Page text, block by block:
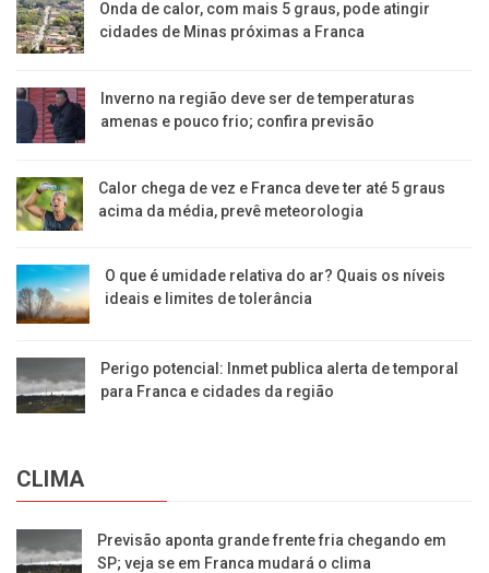
Onda de calor, com mais 5 graus, pode atingir
cidades de Minas próximas a Franca
Inverno na região deve ser de temperaturas
amenas e pouco frio; confira previsão
Calor chega de vez e Franca deve ter até 5 graus
acima da média, prevê meteorologia
O que é umidade relativa do ar? Quais os níveis
ideais e limites de tolerância
Perigo potencial: Inmet publica alerta de temporal
para Franca e cidades da região
CLIMA
Previsão aponta grande frente fria chegando em
SP; veja se em Franca mudará o clima